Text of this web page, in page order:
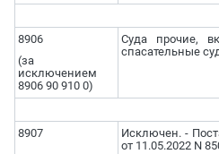
8906
(за
исключением
8906 90 910 0)
Суда прочие,
спасательные
8907
Исключен. -
от 11.05.2022 N